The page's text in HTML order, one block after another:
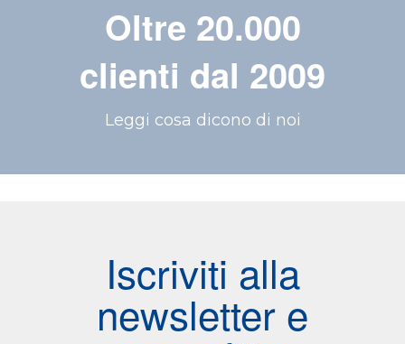
Oltre 20.000
clienti dal 2009
Leggi cosa dicono di noi
Iscriviti alla
newsletter e